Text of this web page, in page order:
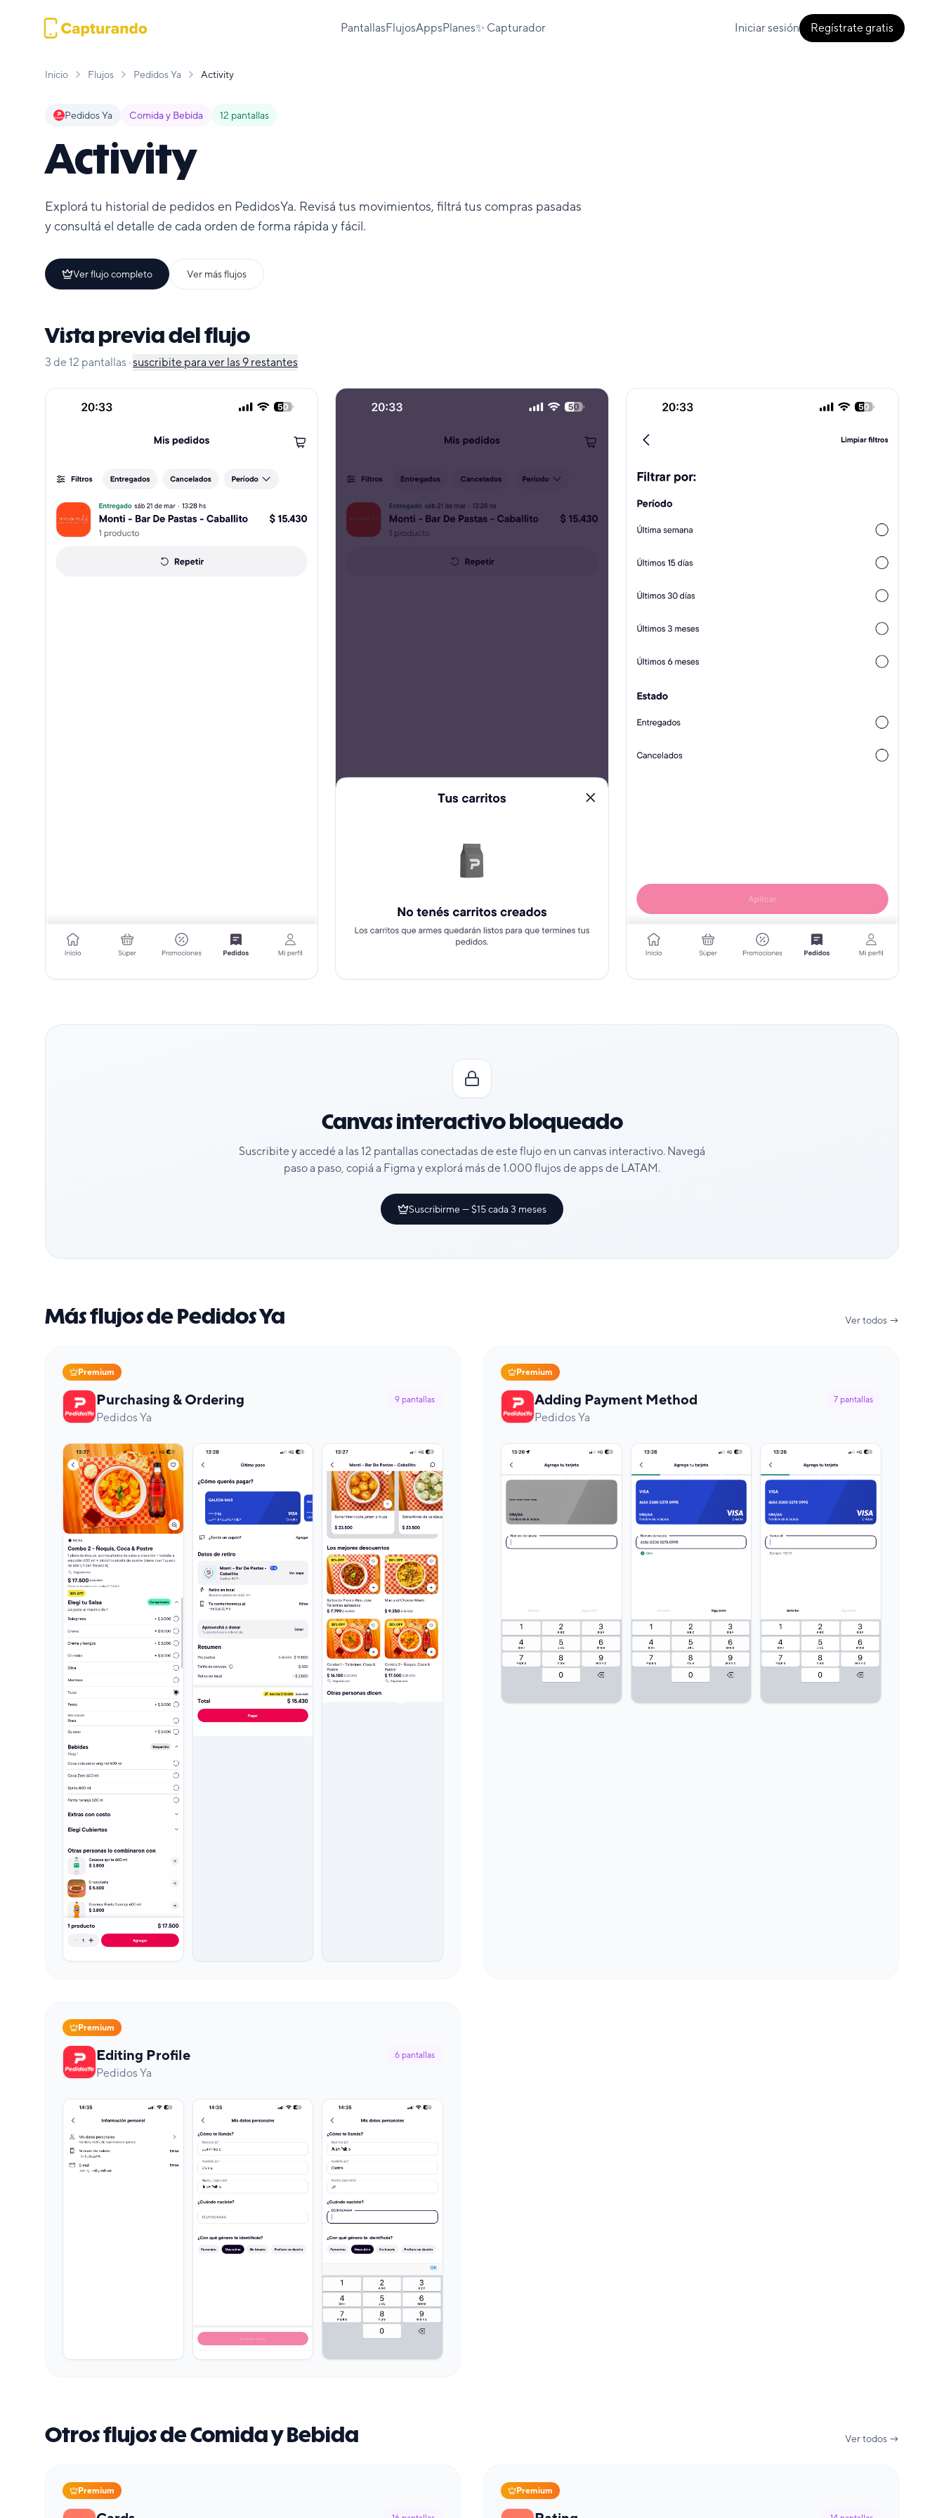
PantallasFlujosAppsPlanes✨ Capturador Iniciar sesión Regístrate gratis
Inicio Flujos Pedidos Ya Activity
Pedidos Ya Comida y Bebida 12 pantallas
Activity
Explorá tu historial de pedidos en PedidosYa. Revisá tus movimientos, filtrá tus compras pasadas
y consultá el detalle de cada orden de forma rápida y fácil.
Ver flujo completo Ver más flujos
Vista previa del flujo
3 de 12 pantallas ·suscribite para ver las 9 restantes
Canvas interactivo bloqueado
Suscribite y accedé a las 12 pantallas conectadas de este flujo en un canvas interactivo. Navegá
paso a paso, copiá a Figma y explorá más de 1.000 flujos de apps de LATAM.
Suscribirme — $15 cada 3 meses
Más flujos de Pedidos Ya Ver todos →
Premium
Purchasing & Ordering
Pedidos Ya
9 pantallas
Premium
Adding Payment Method
Pedidos Ya
7 pantallas
Premium
Editing Profile
Pedidos Ya
6 pantallas
Otros flujos de Comida y Bebida Ver todos →
Premium Premium